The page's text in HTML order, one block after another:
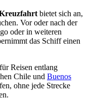
bietet sich an,
Vor oder nach der
oder in weiteren
das Schiff einen
Reisen entlang
Chile und Buenos
ohne jede Strecke